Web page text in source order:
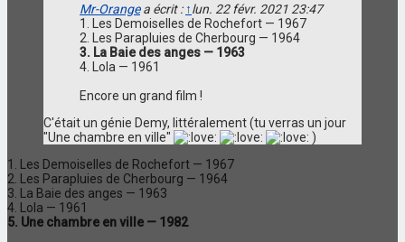
Mr-Orangea écrit : ↑lun. 22 févr. 2021 23:47
1. Les Demoiselles de Rochefort — 1967
2. Les Parapluies de Cherbourg — 1964
3. La Baie des anges — 1963
4. Lola — 1961
Encore un grand film !
C'était un génie Demy, littéralement (tu verras un jour
"Une chambre en ville"
)
1. Les Demoiselles de Rochefort — 1967
2. Les Parapluies de Cherbourg — 1964
3. La Baie des anges — 1963
4. Lola — 1961
5. Une chambre en ville — 1982